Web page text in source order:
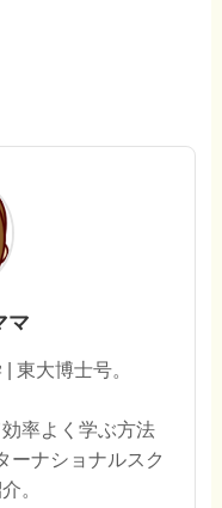
マ
東大博士号。
率よく学ぶ方法
ーナショナルスク
。